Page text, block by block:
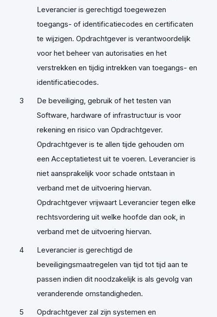
Leverancier is gerechtigd toegewezen
toegangs- of identificatiecodes en certificaten
te wijzigen. Opdrachtgever is verantwoordelijk
voor het beheer van autorisaties en het
verstrekken en tijdig intrekken van toegangs- en
identificatiecodes.
De beveiliging, gebruik of het testen van
Software, hardware of infrastructuur is voor
rekening en risico van Opdrachtgever.
Opdrachtgever is te allen tijde gehouden om
een Acceptatietest uit te voeren. Leverancier is
niet aansprakelijk voor schade ontstaan in
verband met de uitvoering hiervan.
Opdrachtgever vrijwaart Leverancier tegen elke
rechtsvordering uit welke hoofde dan ook, in
verband met de uitvoering hiervan.
Leverancier is gerechtigd de
beveiligingsmaatregelen van tijd tot tijd aan te
passen indien dit noodzakelijk is als gevolg van
veranderende omstandigheden.
Opdrachtgever zal zijn systemen en